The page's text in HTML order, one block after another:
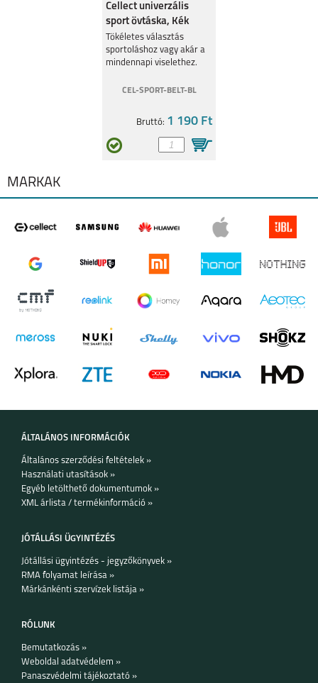
Cellect univerzális
sport övtáska, Kék
Tökéletes választás
sportoláshoz vagy akár a
mindennapi viselethez.
CEL-SPORT-BELT-BL
Bruttó: 1 190 Ft
MÁRKÁK
ÁLTALÁNOS INFORMÁCIÓK
Általános szerződési feltételek »
Használati utasítások »
Egyéb letölthető dokumentumok »
XML árlista / termékinformáció »
JÓTÁLLÁSI ÜGYINTÉZÉS
Jótállási ügyintézés - jegyzőkönyvek »
RMA folyamat leírása »
Márkánkénti szervízek listája »
RÓLUNK
Bemutatkozás »
Weboldal adatvédelem »
Panaszvédelmi tájékoztató »